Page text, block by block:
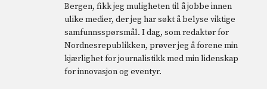
Bergen, fikk jeg muligheten til å jobbe innen
ulike medier, der jeg har søkt å belyse viktige
samfunnsspørsmål. I dag, som redaktør for
Nordnesrepublikken, prøver jeg å forene min
kjærlighet for journalistikk med min lidenskap
for innovasjon og eventyr.